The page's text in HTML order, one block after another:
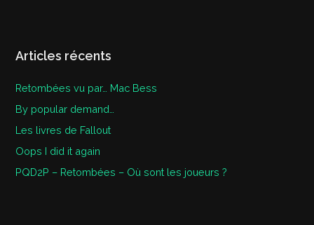
Articles récents
Retombées vu par… Mac Bess
By popular demand…
Les livres de Fallout
Oops I did it again
PQD2P – Retombées – Où sont les joueurs ?